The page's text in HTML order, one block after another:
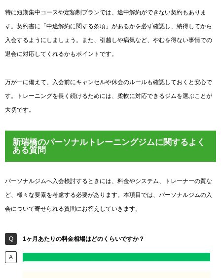
特に短期集中コースや定額制プランでは、途中解約ができない契約もありま
す。契約書に「中途解約に関する条項」があるかを必ず確認し、納得してから
入会するようにしましょう。また、引越しや病気など、やむを得ない事情での
退会に対応してくれるかもポイントです。
万が一に備えて、入会前にキャンセルや休会のルールも確認しておくと安心で
す。トレーニングを長く続けるためには、柔軟に対応できるジムを選ぶことが
大切です。
新瑞橋のパーソナルトレーニングジムに関するよく
ある質問
パーソナルジムへ入会検討するときには、料金やシステム、トレーナーの質な
ど、様々な要素を考慮する必要があります。本項目では、パーソナルジムの入
会について寄せられる質問にお答えしていきます。
1ヶ月あたりの料金相場はどのくらいですか？